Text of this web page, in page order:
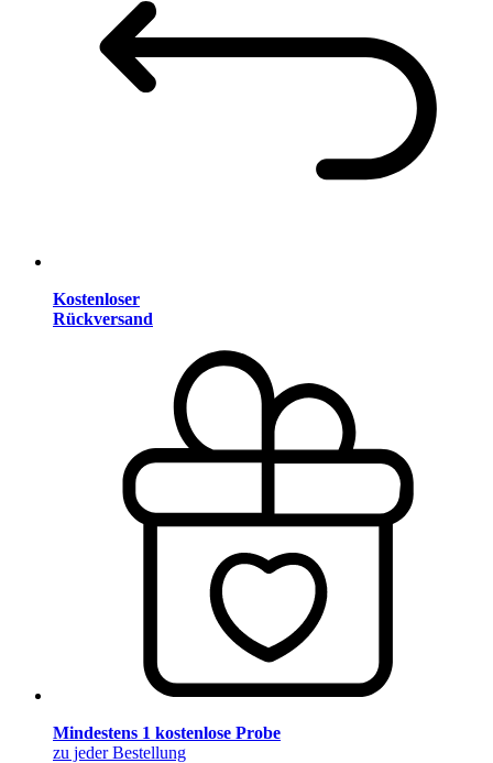
Kostenloser
Rückversand
Mindestens 1 kostenlose Probe
zu jeder Bestellung